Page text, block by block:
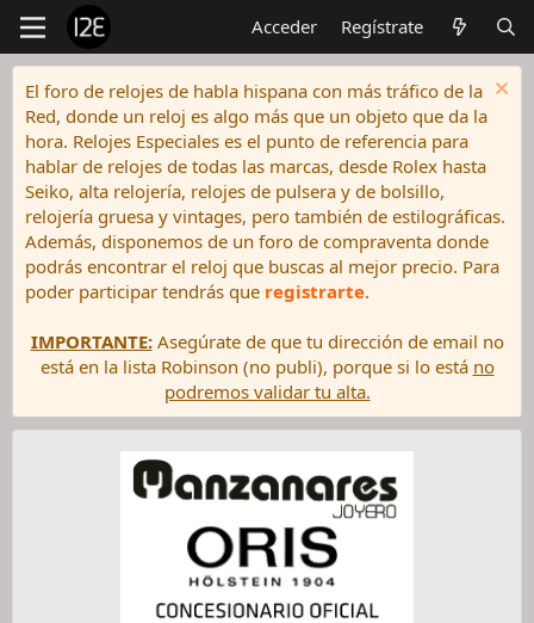
Acceder Regístrate
El foro de relojes de habla hispana con más tráfico de la
Red, donde un reloj es algo más que un objeto que da la
hora. Relojes Especiales es el punto de referencia para
hablar de relojes de todas las marcas, desde Rolex hasta
Seiko, alta relojería, relojes de pulsera y de bolsillo,
relojería gruesa y vintages, pero también de estilográficas.
Además, disponemos de un foro de compraventa donde
podrás encontrar el reloj que buscas al mejor precio. Para
poder participar tendrás que registrarte.
IMPORTANTE:Asegúrate de que tu dirección de email no
está en la lista Robinson (no publi), porque si lo está no
podremos validar tu alta.